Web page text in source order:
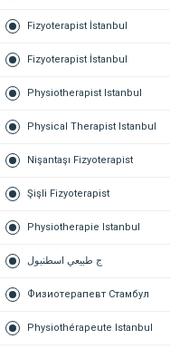
Fizyoterapist İstanbul
Fizyoterapist İstanbul
Physiotherapist Istanbul
Physical Therapist Istanbul
Nişantaşı Fizyoterapist
Şişli Fizyoterapist
Physiotherapie Istanbul
ج طبيعي اسطنبول
Физиотерапевт Стамбул
Physiothérapeute Istanbul